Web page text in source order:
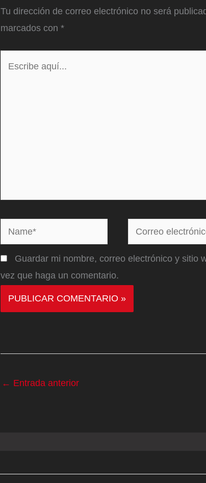
Tu dirección de correo electrónico no será
marcados con *
Name*
Correo
electrónico*
Guardar mi nombre, correo electrónico y sitio
vez que haga un comentario.
← Entrada anterior